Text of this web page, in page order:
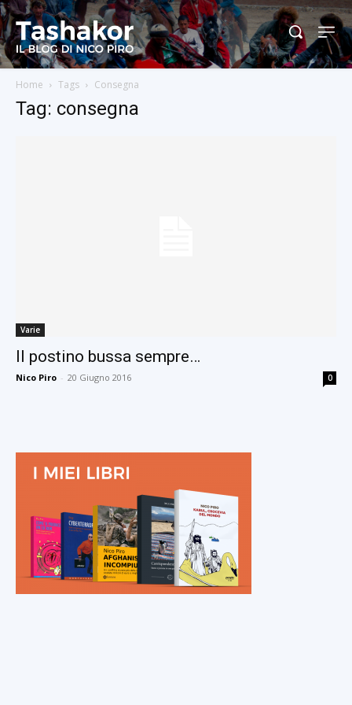
Home Tags Consegna
Tag: consegna
Varie
Il postino bussa sempre…
Nico Piro - 20 Giugno 2016 0